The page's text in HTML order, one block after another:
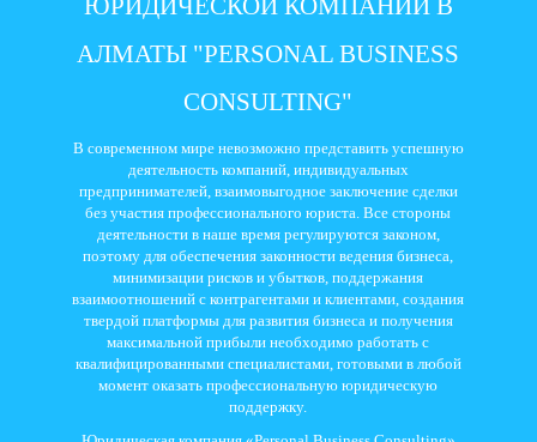
ЮРИДИЧЕСКОЙ КОМПАНИИ В
АЛМАТЫ "PERSONAL BUSINESS
CONSULTING"
В современном мире невозможно представить успешную
деятельность компаний, индивидуальных
предпринимателей, взаимовыгодное заключение сделки
без участия профессионального юриста. Все стороны
деятельности в наше время регулируются законом,
поэтому для обеспечения законности ведения бизнеса,
минимизации рисков и убытков, поддержания
взаимоотношений с контрагентами и клиентами, создания
твердой платформы для развития бизнеса и получения
максимальной прибыли необходимо работать с
квалифицированными специалистами, готовыми в любой
момент оказать профессиональную юридическую
поддержку.